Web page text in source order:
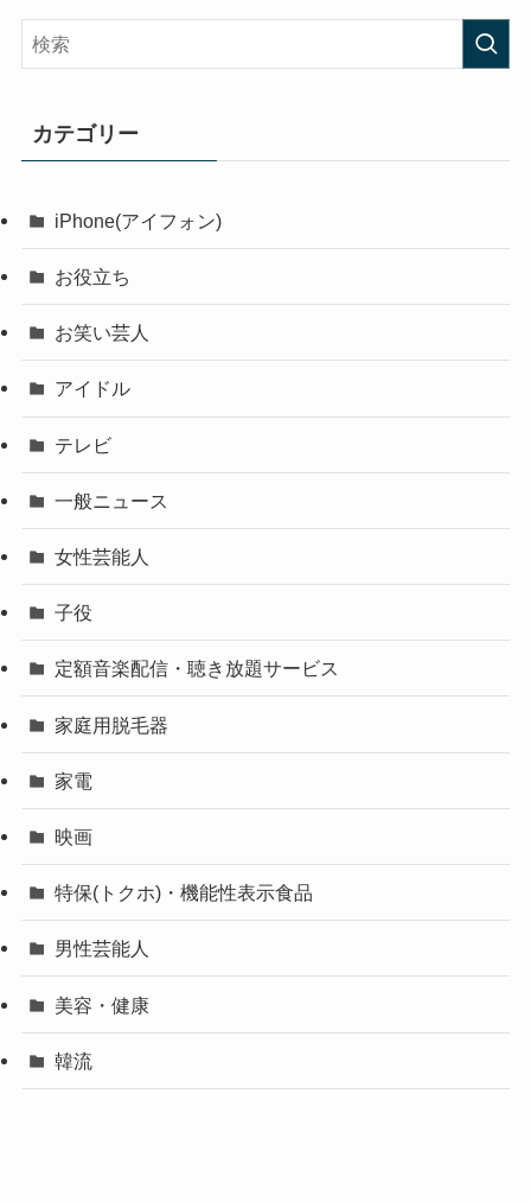
カテゴリー
iPhone(アイフォン)
お役立ち
お笑い芸人
アイドル
テレビ
一般ニュース
女性芸能人
子役
定額音楽配信・聴き放題サービス
家庭用脱毛器
家電
映画
特保(トクホ)・機能性表示食品
男性芸能人
美容・健康
韓流